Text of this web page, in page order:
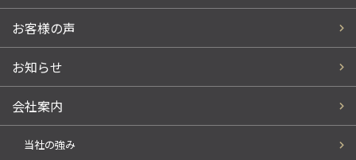
お客様の声
お知らせ
会社案内
当社の強み